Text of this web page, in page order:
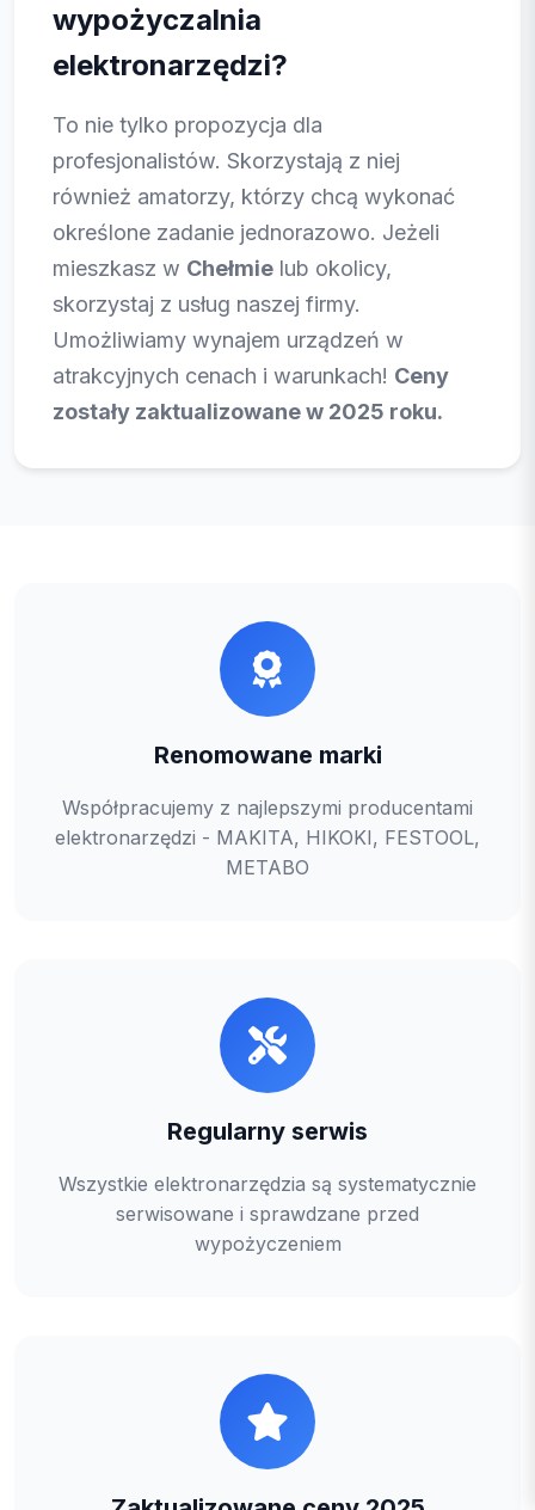
wypożyczalnia
elektronarzędzi?
To nie tylko propozycja dla
profesjonalistów. Skorzystają z niej
również amatorzy, którzy chcą wykonać
określone zadanie jednorazowo. Jeżeli
mieszkasz w Chełmie lub okolicy,
skorzystaj z usług naszej firmy.
Umożliwiamy wynajem urządzeń w
atrakcyjnych cenach i warunkach! Ceny
zostały zaktualizowane w 2025 roku.
Renomowane marki
Współpracujemy z najlepszymi producentami
elektronarzędzi - MAKITA, HIKOKI, FESTOOL,
METABO
Regularny serwis
Wszystkie elektronarzędzia są systematycznie
serwisowane i sprawdzane przed
wypożyczeniem